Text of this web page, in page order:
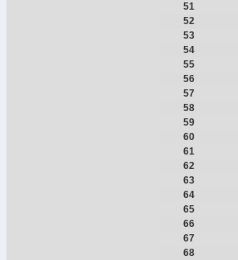
51
52
53
54
55
56
57
58
59
60
61
62
63
64
65
66
67
68